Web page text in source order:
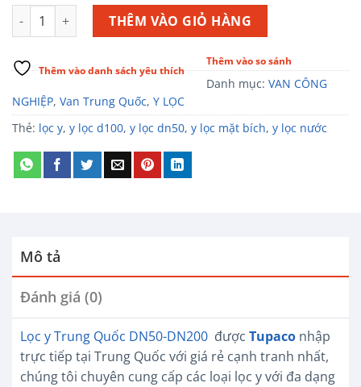
Lọc y Trung Quốc DN50-DN200 số lượng
THÊM VÀO GIỎ HÀNG
Thêm vào danh sách yêu thích
Thêm vào so sánh
Danh mục: VAN CÔNG
NGHIỆP, Van Trung Quốc, Y LỌC
Thẻ: lọc y, y lọc d100, y lọc dn50, y lọc mặt bích, y lọc nước
Mô tả
Đánh giá (0)
Lọc y Trung Quốc DN50-DN200 được Tupaco nhập
trực tiếp tại Trung Quốc với giá rẻ cạnh tranh nhất,
chúng tôi chuyên cung cấp các loại lọc y với đa dạng